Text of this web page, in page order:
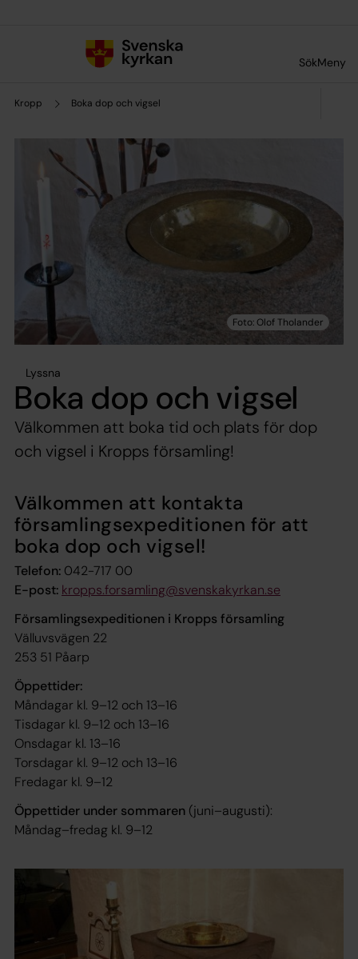
SökMeny
Kropp Boka dop och vigsel
Lyssna
Boka dop och vigsel
Välkommen att boka tid och plats för dop
och vigsel i Kropps församling!
Välkommen att kontakta
församlingsexpeditionen för att
boka dop och vigsel!
Telefon: 042-717 00
E-post: kropps.forsamling@svenskakyrkan.se
Församlingsexpeditionen i Kropps församling
Välluvsvägen 22
253 51 Påarp
Öppettider:
Måndagar kl. 9–12 och 13–16
Tisdagar kl. 9–12 och 13–16
Onsdagar kl. 13–16
Torsdagar kl. 9–12 och 13–16
Fredagar kl. 9–12
Öppettider under sommaren (juni–augusti):
Måndag–fredag kl. 9–12